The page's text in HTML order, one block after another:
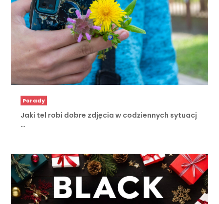
Porady
Jaki tel robi dobre zdjęcia w codziennych sytuacj
…